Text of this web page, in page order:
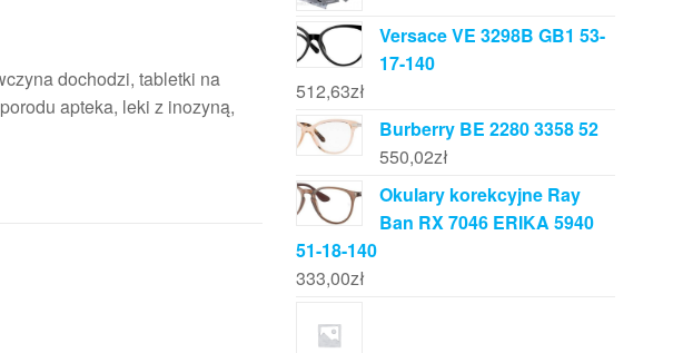
dochodzi, tabletki na
apteka, leki z inozyną,
Versace VE 3298B GB1 53-
17-140
512,63zł
Burberry BE 2280 3358 52
550,02zł
Okulary korekcyjne Ray
Ban RX 7046 ERIKA 5940
51-18-140
333,00zł